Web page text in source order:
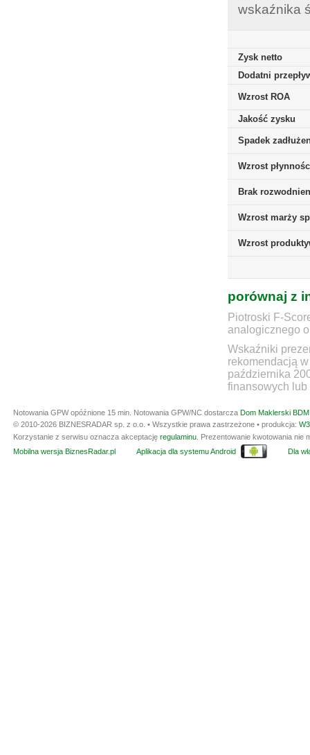
wskaźnika
Zysk netto
Dodatni
Wzrost ROA
Jakość zysku
Spadek
Wzrost
Brak
Wzrost marży
Wzrost
porównaj z
Piotroski F-
analogicznego
Wskaźniki
rekomendacją
października
finansowych lub
Notowania GPW opóźnione 15 min. Notowania GPW/NC dostarcza Dom Maklerski
© 2010-2026 BIZNESRADAR sp. z o.o. • Wszystkie prawa zastrzeżone • produkcja:
Korzystanie z serwisu oznacza akceptację regulaminu . Prezentowanie kwotowania
Mobilna wersja BiznesRadar.pl
Aplikacja dla systemu Android Dla